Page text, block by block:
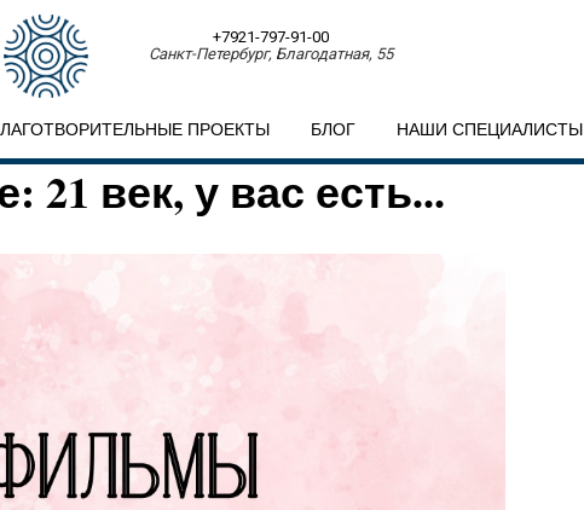
+7921-797-91-00
Санкт-Петербург, Благодатная, 55
ПРОЕКТЫ БЛОГ НАШИ СПЕЦИАЛИСТЫ
21 век, у вас есть...